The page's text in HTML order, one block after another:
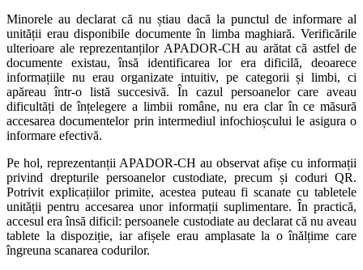
Minorele au declarat că nu știau dacă la punctul de informare al
unității erau disponibile documente în limba maghiară. Verificările
ulterioare ale reprezentanților APADOR-CH au arătat că astfel de
documente existau, însă identificarea lor era dificilă, deoarece
informațiile nu erau organizate intuitiv, pe categorii și limbi, ci
apăreau într-o listă succesivă. În cazul persoanelor care aveau
dificultăți de înțelegere a limbii române, nu era clar în ce măsură
accesarea documentelor prin intermediul infochioșcului le asigura o
informare efectivă.
Pe hol, reprezentanții APADOR-CH au observat afișe cu informații
privind drepturile persoanelor custodiate, precum și coduri QR.
Potrivit explicațiilor primite, acestea puteau fi scanate cu tabletele
unității pentru accesarea unor informații suplimentare. În practică,
accesul era însă dificil: persoanele custodiate au declarat că nu aveau
tablete la dispoziție, iar afișele erau amplasate la o înălțime care
îngreuna scanarea codurilor.